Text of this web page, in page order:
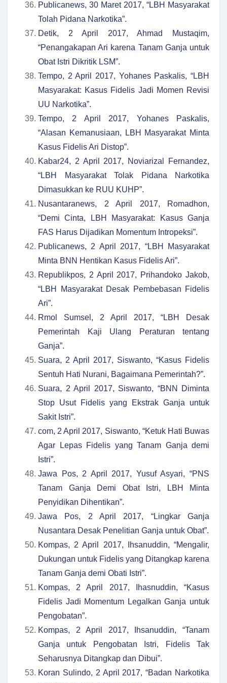
Publicanews, 30 Maret 2017, “LBH Masyarakat
Tolah Pidana Narkotika”.
Detik, 2 April 2017, Ahmad Mustaqim,
“Penangakapan Ari karena Tanam Ganja untuk
Obat Istri Dikritik LSM”.
Tempo, 2 April 2017, Yohanes Paskalis, “LBH
Masyarakat: Kasus Fidelis Jadi Momen Revisi
UU Narkotika”.
Tempo, 2 April 2017, Yohanes Paskalis,
“Alasan Kemanusiaan, LBH Masyarakat Minta
Kasus Fidelis Ari Distop”.
Kabar24, 2 April 2017, Noviarizal Fernandez,
“LBH Masyarakat Tolak Pidana Narkotika
Dimasukkan ke RUU KUHP”.
Nusantaranews, 2 April 2017, Romadhon,
“Demi Cinta, LBH Masyarakat: Kasus Ganja
FAS Harus Dijadikan Momentum Intropeksi”.
Publicanews, 2 April 2017, “LBH Masyarakat
Minta BNN Hentikan Kasus Fidelis Ari”.
Republikpos, 2 April 2017, Prihandoko Jakob,
“LBH Masyarakat Desak Pembebasan Fidelis
Ari”.
Rmol Sumsel, 2 April 2017, “LBH Desak
Pemerintah Kaji Ulang Peraturan tentang
Ganja”.
Suara, 2 April 2017, Siswanto, “Kasus Fidelis
Sentuh Hati Nurani, Bagaimana Pemerintah?”.
Suara, 2 April 2017, Siswanto, “BNN Diminta
Stop Usut Fidelis yang Ekstrak Ganja untuk
Sakit Istri”.
com, 2 April 2017, Siswanto, “Ketuk Hati Buwas
Agar Lepas Fidelis yang Tanam Ganja demi
Istri”.
Jawa Pos, 2 April 2017, Yusuf Asyari, “PNS
Tanam Ganja Demi Obat Istri, LBH Minta
Penyidikan Dihentikan”.
Jawa Pos, 2 April 2017, “Lingkar Ganja
Nusantara Desak Penelitian Ganja untuk Obat”.
Kompas, 2 April 2017, Ihsanuddin, “Mengalir,
Dukungan untuk Fidelis yang Ditangkap karena
Tanam Ganja demi Obati Istri”.
Kompas, 2 April 2017, Ihasnuddin, “Kasus
Fidelis Jadi Momentum Legalkan Ganja untuk
Pengobatan”.
Kompas, 2 April 2017, Ihsanuddin, “Tanam
Ganja untuk Pengobatan Istri, Fidelis Tak
Seharusnya Ditangkap dan Dibui”.
Koran Sulindo, 2 April 2017, “Badan Narkotika